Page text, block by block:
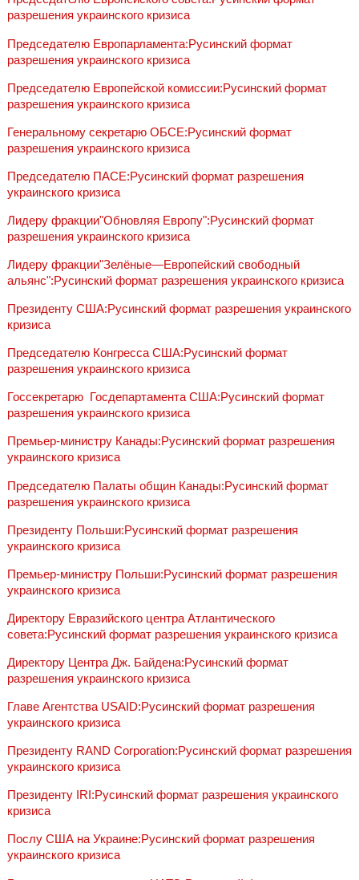
разрешения украинского кризиса
Председателю Европарламента:Русинский формат
разрешения украинского кризиса
Председателю Европейской комиссии:Русинский формат
разрешения украинского кризиса
Генеральному секретарю ОБСЕ:Русинский формат
разрешения украинского кризиса
Председателю ПАСЕ:Русинский формат разрешения
украинского кризиса
Лидеру фракции"Обновляя Европу":Русинский формат
разрешения украинского кризиса
Лидеру фракции"Зелёные—Европейский свободный
альянс":Русинский формат разрешения украинского кризиса
Президенту США:Русинский формат разрешения украинского
кризиса
Председателю Конгресса США:Русинский формат
разрешения украинского кризиса
Госсекретарю‎ ‎ Госдепартамента США:Русинский формат
разрешения украинского кризиса
Премьер-министру Канады:Русинский формат разрешения
украинского кризиса
Председателю Палаты общин Канады:Русинский формат
разрешения украинского кризиса
Президенту Польши:Русинский формат разрешения
украинского кризиса
Премьер-министру Польши:Русинский формат разрешения
украинского кризиса
Директору Евразийского центра Атлантического
совета:Русинский формат разрешения украинского кризиса
Директору Центра Дж. Байдена:Русинский формат
разрешения украинского кризиса
Главе Агентства USAID:Русинский формат разрешения
украинского кризиса
Президенту RAND Corporation:Русинский формат разрешения
украинского кризиса
Президенту IRI:Русинский формат разрешения украинского
кризиса
Послу США на Украине:Русинский формат разрешения
украинского кризиса